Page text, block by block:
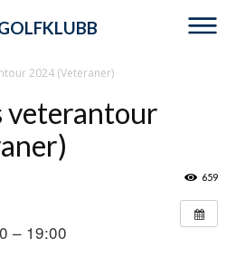
2024 (Veteraner)
veterantour
659
– 19:00